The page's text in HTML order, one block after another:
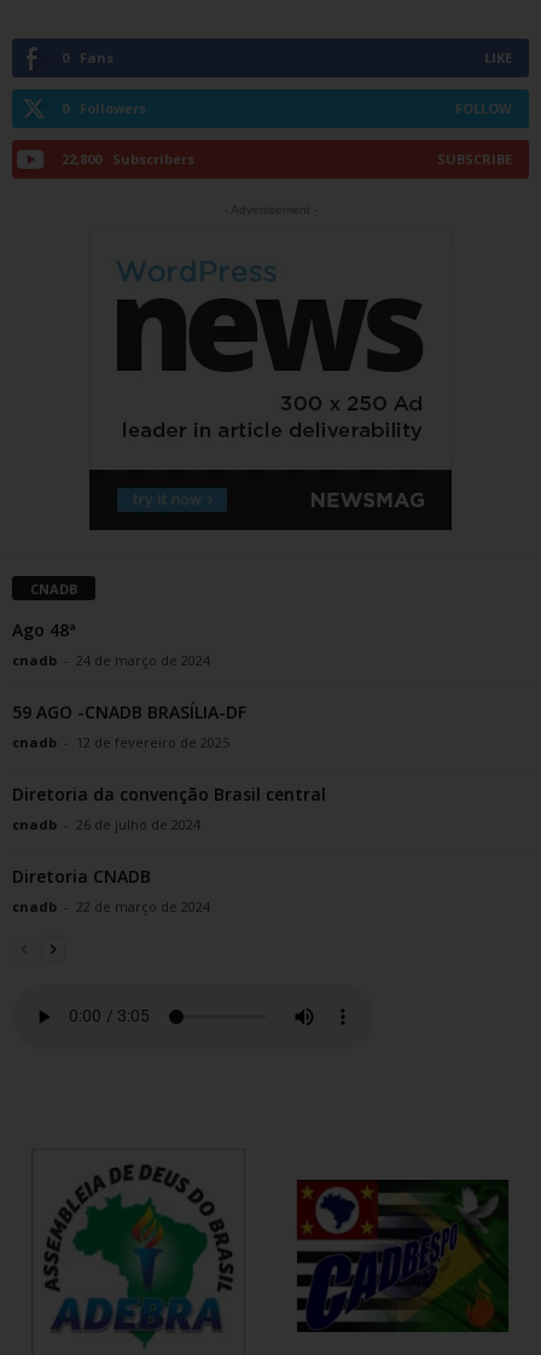
0 Fans LIKE
0 Followers FOLLOW
22,800 Subscribers SUBSCRIBE
- Advertisement -
CNADB
Ago 48ª
cnadb - 24 de março de 2024
59 AGO -CNADB BRASÍLIA-DF
cnadb - 12 de fevereiro de 2025
Diretoria da convenção Brasil central
cnadb - 26 de julho de 2024
Diretoria CNADB
cnadb - 22 de março de 2024